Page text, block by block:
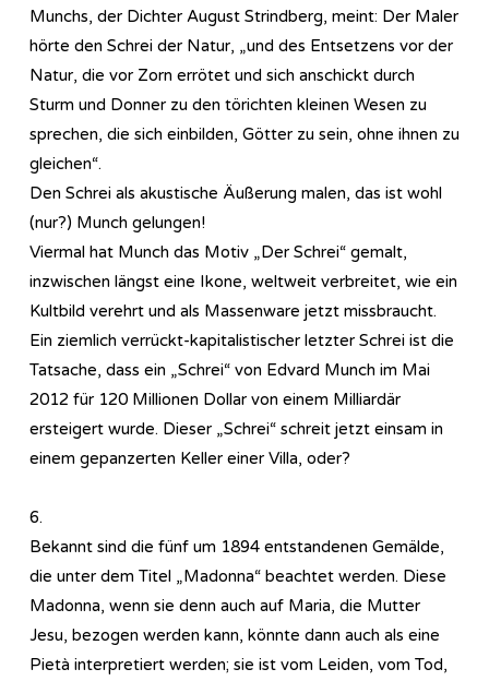
Munchs, der Dichter August Strindberg, meint: Der Maler
hörte den Schrei der Natur, „und des Entsetzens vor der
Natur, die vor Zorn errötet und sich anschickt durch
Sturm und Donner zu den törichten kleinen Wesen zu
sprechen, die sich einbilden, Götter zu sein, ohne ihnen zu
gleichen“.
Den Schrei als akustische Äußerung malen, das ist wohl
(nur?) Munch gelungen!
Viermal hat Munch das Motiv „Der Schrei“ gemalt,
inzwischen längst eine Ikone, weltweit verbreitet, wie ein
Kultbild verehrt und als Massenware jetzt missbraucht.
Ein ziemlich verrückt-kapitalistischer letzter Schrei ist die
Tatsache, dass ein „Schrei“ von Edvard Munch im Mai
2012 für 120 Millionen Dollar von einem Milliardär
ersteigert wurde. Dieser „Schrei“ schreit jetzt einsam in
einem gepanzerten Keller einer Villa, oder?
6.
Bekannt sind die fünf um 1894 entstandenen Gemälde,
die unter dem Titel „Madonna“ beachtet werden. Diese
Madonna, wenn sie denn auch auf Maria, die Mutter
Jesu, bezogen werden kann, könnte dann auch als eine
Pietà interpretiert werden; sie ist vom Leiden, vom Tod,